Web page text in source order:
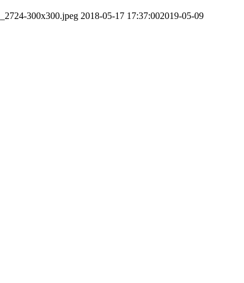
300x300.jpeg 2018-05-17 17:37:002019-05-09